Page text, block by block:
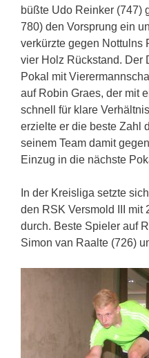
büßte Udo Reinker (747)
780) den Vorsprung ein
verkürzte gegen Nottulns
vier Holz Rückstand. Der
Pokal mit
auf Robin Graes, der mit
schnell für klare
erzielte er die beste Zahl
seinem Team damit
Einzug in die nächste
In der Kreisliga setzte
den RSK Versmold III mit
durch. Beste Spieler auf
Simon van Raalte (726)